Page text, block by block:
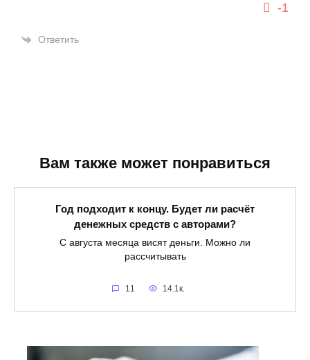
-1
Ответить
Вам также может понравиться
Год подходит к концу. Будет ли расчёт
денежных средств с авторами?
С августа месяца висят деньги. Можно ли
рассчитывать
11 14.1к.